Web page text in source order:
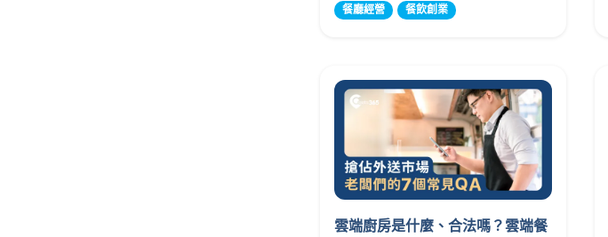
餐廳經營 餐飲創業
雲端廚房是什麼、合法嗎？雲端餐